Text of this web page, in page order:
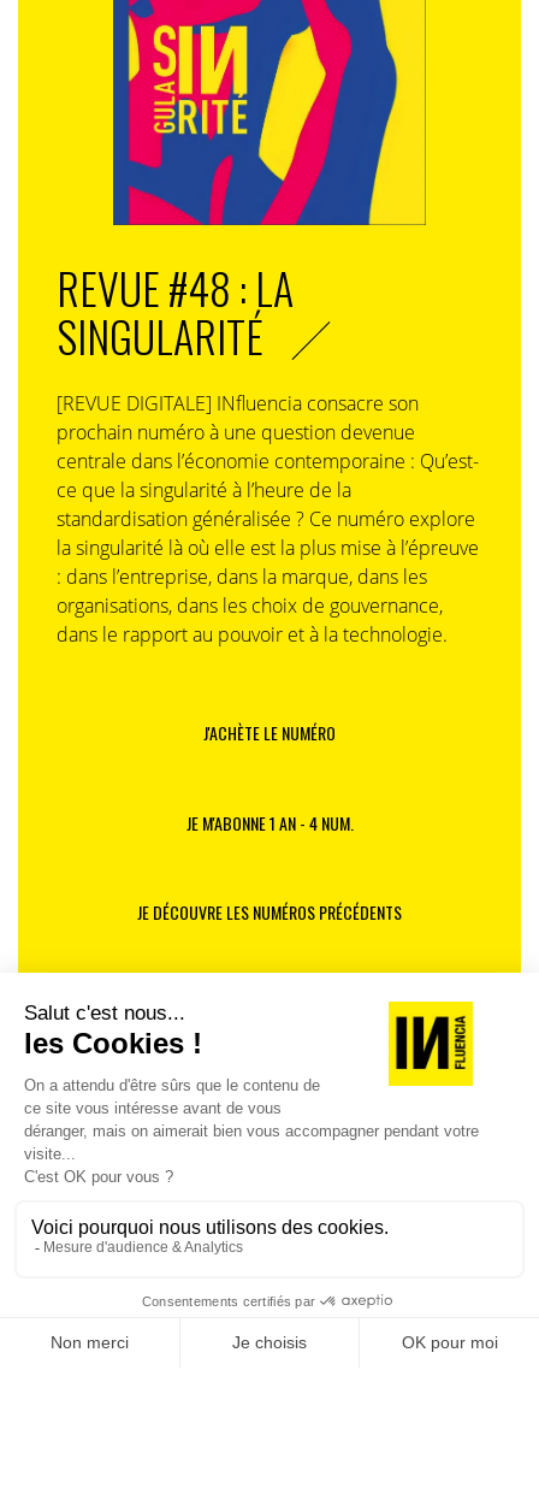
REVUE #48 : LA
SINGULARITÉ
[REVUE DIGITALE] INfluencia consacre son
prochain numéro à une question devenue
centrale dans l’économie contemporaine : Qu’est-
ce que la singularité à l’heure de la
standardisation généralisée ? Ce numéro explore
la singularité là où elle est la plus mise à l’épreuve
: dans l’entreprise, dans la marque, dans les
organisations, dans les choix de gouvernance,
dans le rapport au pouvoir et à la technologie.
J'ACHÈTE LE NUMÉRO
JE M'ABONNE 1 AN - 4 NUM.
JE DÉCOUVRE LES NUMÉROS PRÉCÉDENTS